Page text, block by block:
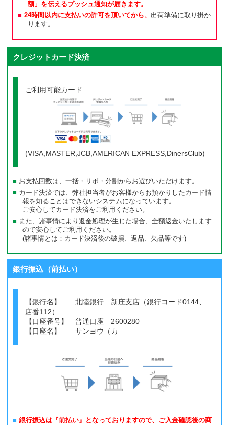
額」を伝えるプッシュ通知が届きます。
24時間以内に支払いの許可を頂いてから、 出荷準備に取り掛か
ります。
クレジットカード決済
ご利用可能カード
(VISA,MASTER,JCB,AMERICAN EXPRESS,DinersClub)
お支払回数は、一括・リボ・分割からお選びいただけます。
カード決済では、弊社担当者がお客様からお預かりしたカード情
報を知ることはできないシステムになっています。
ご安心してカード決済をご利用ください。
また、諸事情により返金処理が生じた場合、全額返金いたします
ので安心してご利用ください。
(諸事情とは：カード決済後の破損、返品、欠品等です)
銀行振込（前払い）
【銀行名】 北陸銀行 新庄支店（銀行コード0144、
店番112）
【口座番号】 普通口座 2600280
【口座名】 サンヨウ（カ
銀行振込は『前払い』となっておりますので、ご入金確認後の商